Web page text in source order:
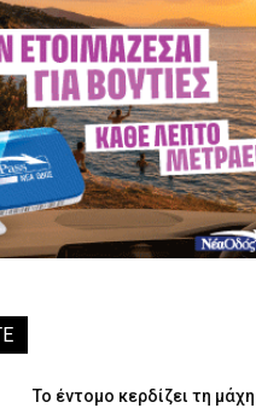
Το έντομο κερδίζει τη